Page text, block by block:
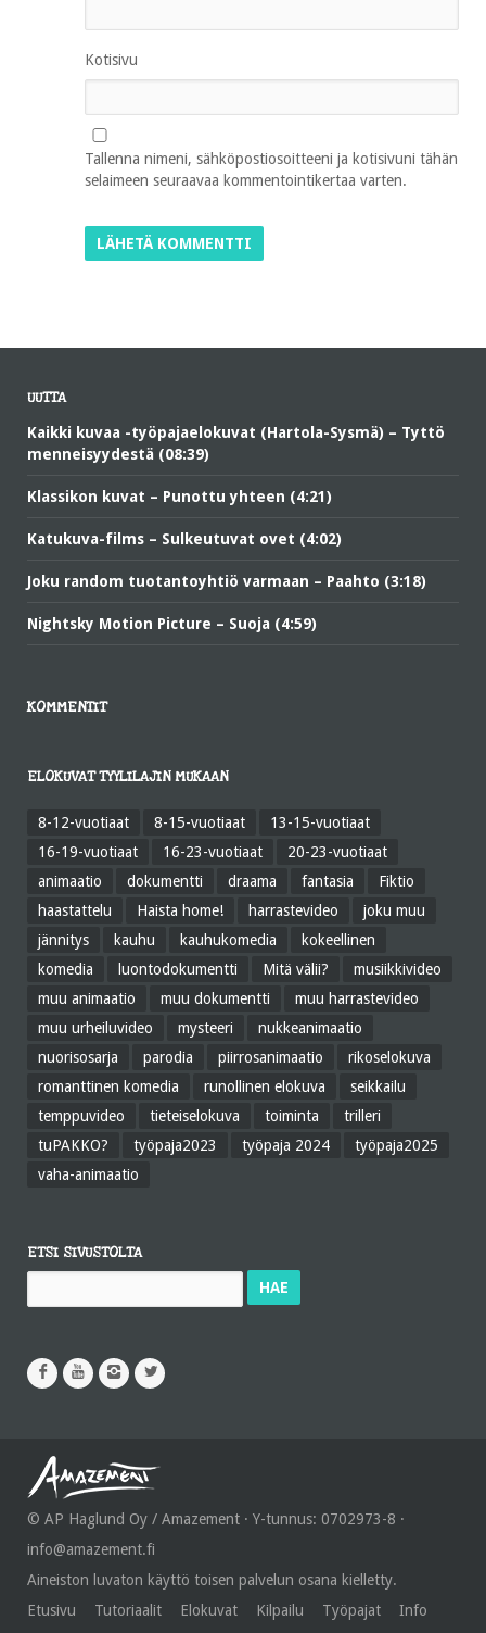
Kotisivu
Tallenna nimeni, sähköpostiosoitteeni ja kotisivuni tähän
selaimeen seuraavaa kommentointikertaa varten.
UUTTA
Kaikki kuvaa -työpajaelokuvat (Hartola-Sysmä) – Tyttö
menneisyydestä (08:39)
Klassikon kuvat – Punottu yhteen (4:21)
Katukuva-films – Sulkeutuvat ovet (4:02)
Joku random tuotantoyhtiö varmaan – Paahto (3:18)
Nightsky Motion Picture – Suoja (4:59)
KOMMENTIT
ELOKUVAT TYYLILAJIN MUKAAN
8-12-vuotiaat 8-15-vuotiaat
13-15-vuotiaat
16-19-vuotiaat
16-23-vuotiaat
20-23-vuotiaat
animaatio
dokumentti draama fantasia
Fiktio
haastattelu
Haista home! harrastevideo
joku muu
jännitys
kauhu kauhukomedia
kokeellinen
komedia
luontodokumentti Mitä välii?
musiikkivideo
muu animaatio
muu dokumentti
muu harrastevideo
muu urheiluvideo
mysteeri
nukkeanimaatio
nuorisosarja
parodia piirrosanimaatio
rikoselokuva
romanttinen komedia
runollinen elokuva
seikkailu
temppuvideo
tieteiselokuva toiminta
trilleri
tuPAKKO?
työpaja2023 työpaja 2024
työpaja2025
vaha-animaatio
ETSI SIVUSTOLTA
© AP Haglund Oy / Amazement · Y-tunnus: 0702973-8 ·
info@amazement.fi
Aineiston luvaton käyttö toisen palvelun osana kielletty.
Etusivu
Tutoriaalit Elokuvat Kilpailu Työpajat
Info